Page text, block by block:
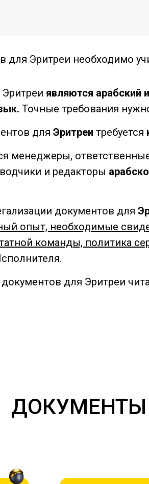
для Эритреи необходимо
являются арабский
Точные требования
для Эритреи требуется
менеджеры,
и редакторы
документов для
опыт, необходимые
команды, политика
для Эритреи